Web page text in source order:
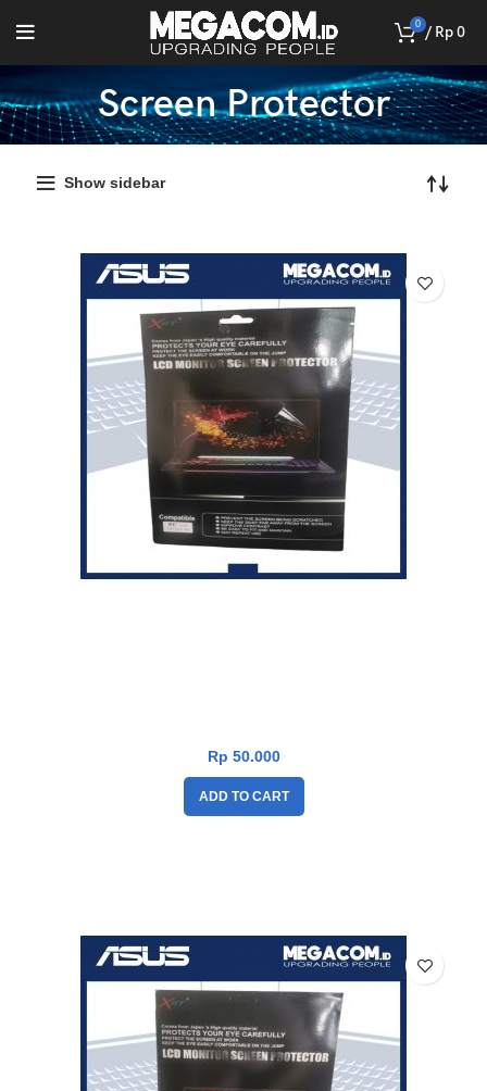
0 / Rp0
Screen Protector
Show sidebar
Rp 50.000
ADD TO CART